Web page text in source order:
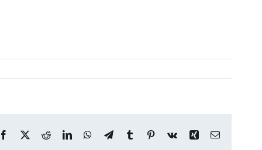
Facebook
X RedditLinkedInWhatsApp
TelegramTumblr Pinterest
Vk Xing Correo